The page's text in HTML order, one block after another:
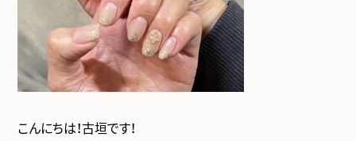
こんにちは！古垣です！